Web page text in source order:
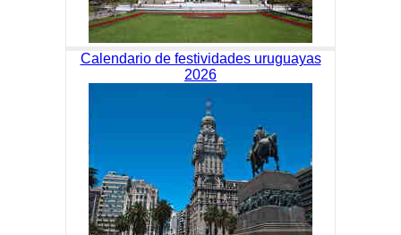
Calendario de festividades uruguayas
2026